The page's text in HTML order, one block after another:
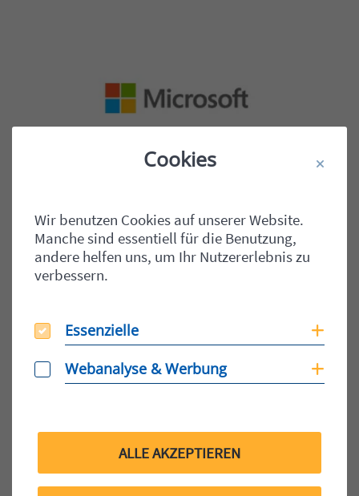
Microsoft schaltet Basic Authentication für
O365 ab
OFFICE 365 SCHMIDT - SOLUTIONS & SERVICES
letzten Jahr die Abschaltung der „alten“…
WEITERLESEN
Cookies
Wir benutzen Cookies auf unserer Website.
Manche sind essentiell für die Benutzung,
andere helfen uns, um Ihr Nutzererlebnis zu
verbessern.
Essenzielle
Essenzielle
Webanalyse & Werbung
Webanalyse & Werbung
ALLE AKZEPTIEREN